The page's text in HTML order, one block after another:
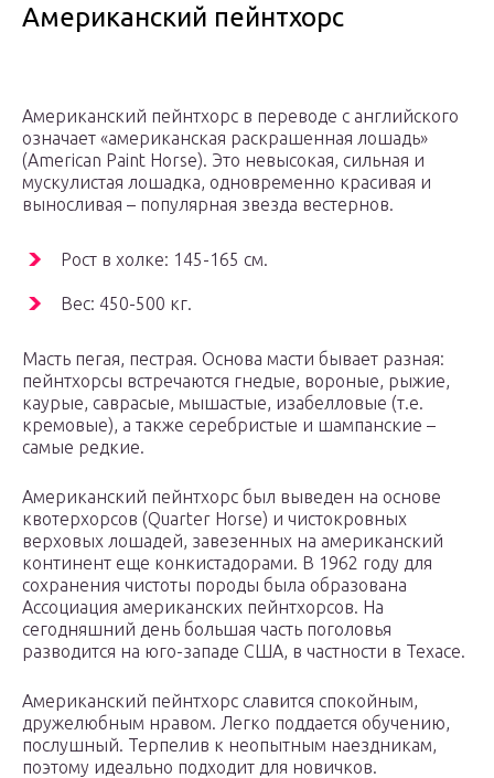
Американский пейнтхорс
Американский пейнтхорс в переводе с английского
означает «американская раскрашенная лошадь»
(American Paint Horse). Это невысокая, сильная и
мускулистая лошадка, одновременно красивая и
выносливая – популярная звезда вестернов.
Рост в холке: 145-165 см.
Вес: 450-500 кг.
Масть пегая, пестрая. Основа масти бывает разная:
пейнтхорсы встречаются гнедые, вороные, рыжие,
каурые, саврасые, мышастые, изабелловые (т.е.
кремовые), а также серебристые и шампанские –
самые редкие.
Американский пейнтхорс был выведен на основе
квотерхорсов (Quarter Horse) и чистокровных
верховых лошадей, завезенных на американский
континент еще конкистадорами. В 1962 году для
сохранения чистоты породы была образована
Ассоциация американских пейнтхорсов. На
сегодняшний день большая часть поголовья
разводится на юго-западе США, в частности в Техасе.
Американский пейнтхорс славится спокойным,
дружелюбным нравом. Легко поддается обучению,
послушный. Терпелив к неопытным наездникам,
поэтому идеально подходит для новичков.